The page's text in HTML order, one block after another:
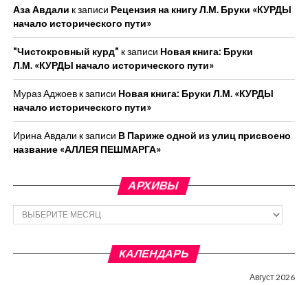
Аза Авдали к записи Рецензия на книгу Л.М. Бруки «КУРДЫ
начало исторического пути»
"Чистокровный курд" к записи Новая книга: Бруки
Л.М. «КУРДЫ начало исторического пути»
Мураз Аджоевк записи Новая книга: Бруки Л.М. «КУРДЫ
начало исторического пути»
Ирина Авдали к записи В Париже одной из улиц присвоено
название «АЛЛЕЯ ПЕШМАРГА»
АРХИВЫ
Архивы
КАЛЕНДАРЬ
Август 2026